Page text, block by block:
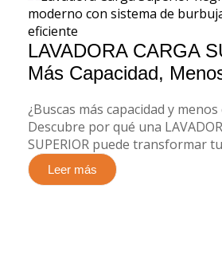
LAVADORA CARGA
Más Capacidad,
¿Buscas más capacidad y
Descubre por qué una
SUPERIOR puede transformar
Leer más